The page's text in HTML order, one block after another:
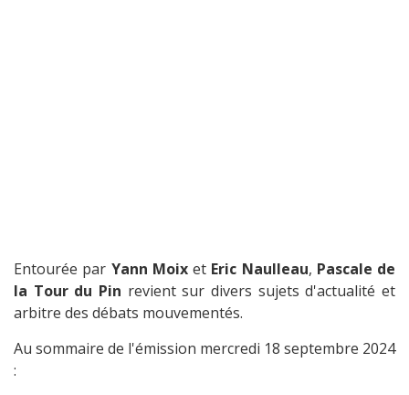
Entourée par Yann Moixet Eric Naulleau, Pascale de
la Tour du Pin revient sur divers sujets d'actualité et
arbitre des débats mouvementés.
Au sommaire de l'émission mercredi 18 septembre 2024
: